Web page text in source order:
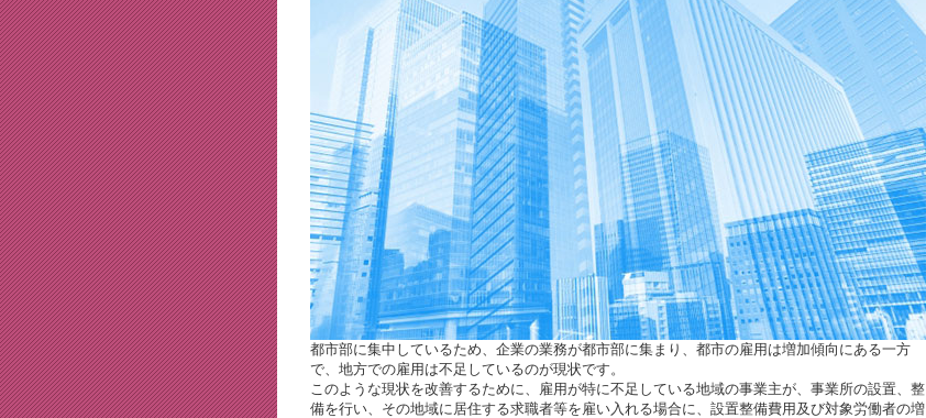
都市部に集中しているため、企業の業務が都市部に集まり、都市の雇用は増加傾向にある一方
で、地方での雇用は不足しているのが現状です。
このような現状を改善するために、雇用が特に不足している地域の事業主が、事業所の設置、整
備を行い、その地域に居住する求職者等を雇い入れる場合に、設置整備費用及び対象労働者の増